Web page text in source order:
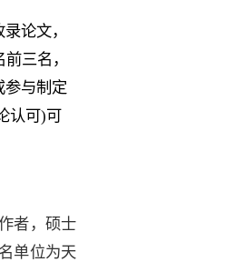
录论文，
前三名，
参与制定
认可)可
者，硕士
单位为天